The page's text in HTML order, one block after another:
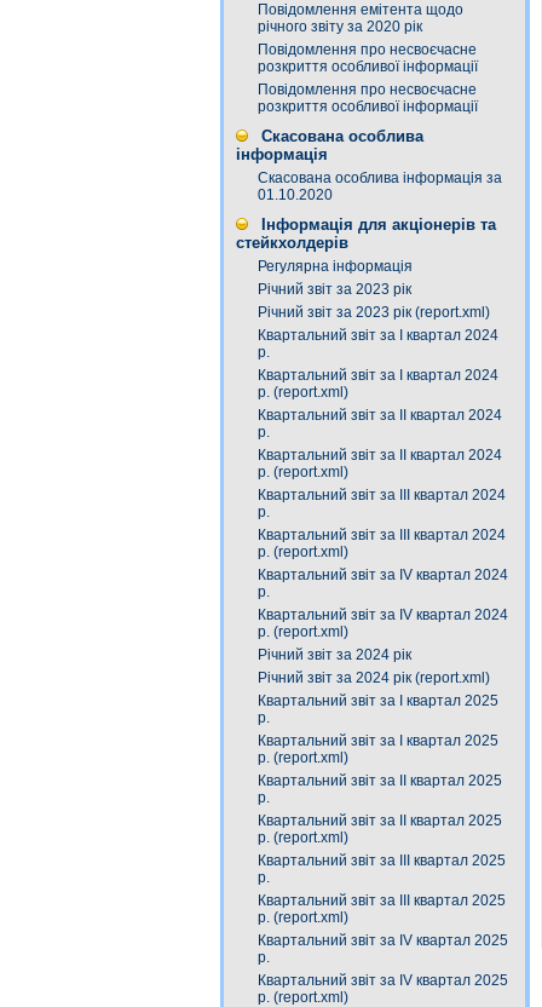
Повідомлення емітента щодо
річного звіту за 2020 рік
Повідомлення про несвоєчасне
розкриття особливої інформації
Повідомлення про несвоєчасне
розкриття особливої інформації
Скасована особлива
інформація
Скасована особлива інформація за
01.10.2020
Інформація для акціонерів та
стейкхолдерів
Регулярна інформація
Річний звіт за 2023 рік
Річний звіт за 2023 рік (report.xml)
Квартальний звіт за І квартал 2024
р.
Квартальний звіт за І квартал 2024
р. (report.xml)
Квартальний звіт за ІІ квартал 2024
р.
Квартальний звіт за ІІ квартал 2024
р. (report.xml)
Квартальний звіт за IІІ квартал 2024
р.
Квартальний звіт за ІIІ квартал 2024
р. (report.xml)
Квартальний звіт за IV квартал 2024
р.
Квартальний звіт за ІV квартал 2024
р. (report.xml)
Річний звіт за 2024 рік
Річний звіт за 2024 рік (report.xml)
Квартальний звіт за І квартал 2025
р.
Квартальний звіт за І квартал 2025
р. (report.xml)
Квартальний звіт за ІІ квартал 2025
р.
Квартальний звіт за ІІ квартал 2025
р. (report.xml)
Квартальний звіт за ІIІ квартал 2025
р.
Квартальний звіт за ІІІ квартал 2025
р. (report.xml)
Квартальний звіт за ІV квартал 2025
р.
Квартальний звіт за ІV квартал 2025
р. (report.xml)